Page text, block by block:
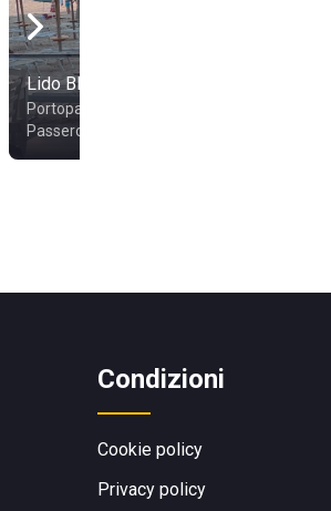
Lido Blue White
Portopalo di Capo
Passero
Condizioni
Cookie policy
Privacy policy